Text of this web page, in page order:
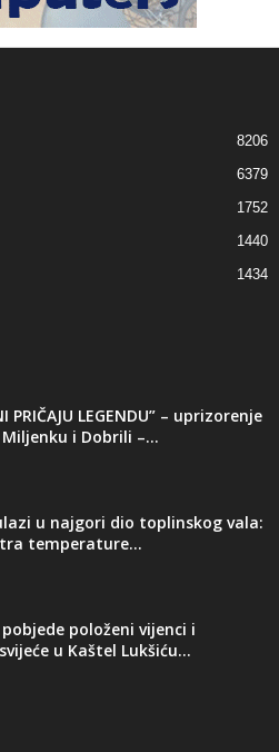
8206
6379
1752
1440
1434
PRIČAJU LEGENDU” – uprizorenje
Miljenku i Dobrili –...
u najgori dio toplinskog vala:
temperature...
položeni vijenci i
u Kaštel Lukšiću...